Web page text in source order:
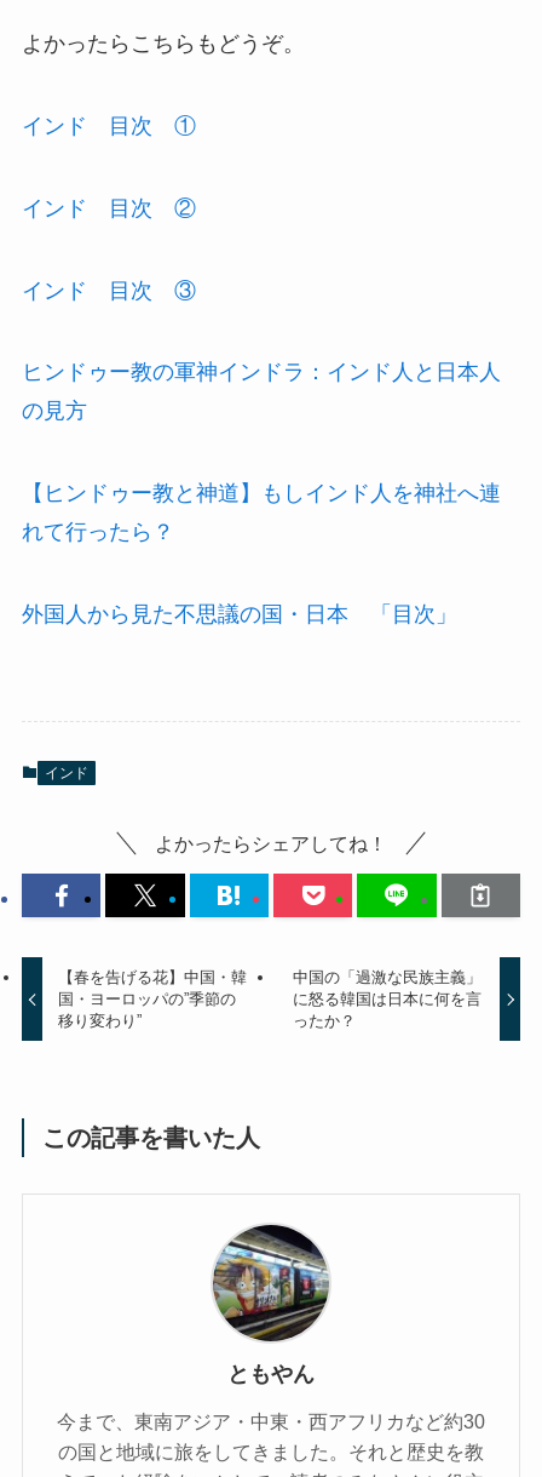
よかったらこちらもどうぞ。
インド 目次 ①
インド 目次 ②
インド 目次 ③
ヒンドゥー教の軍神インドラ：インド人と日本人
の見方
【ヒンドゥー教と神道】もしインド人を神社へ連
れて行ったら？
外国人から見た不思議の国・日本 「目次」
インド
よかったらシェアしてね！
【春を告げる花】中国・韓
国・ヨーロッパの”季節の
移り変わり”
中国の「過激な民族主義」
に怒る韓国は日本に何を言
ったか？
この記事を書いた人
ともやん
今まで、東南アジア・中東・西アフリカなど約30
の国と地域に旅をしてきました。それと歴史を教